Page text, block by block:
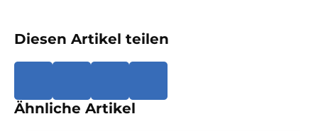
Diesen Artikel teilen
Ähnliche Artikel